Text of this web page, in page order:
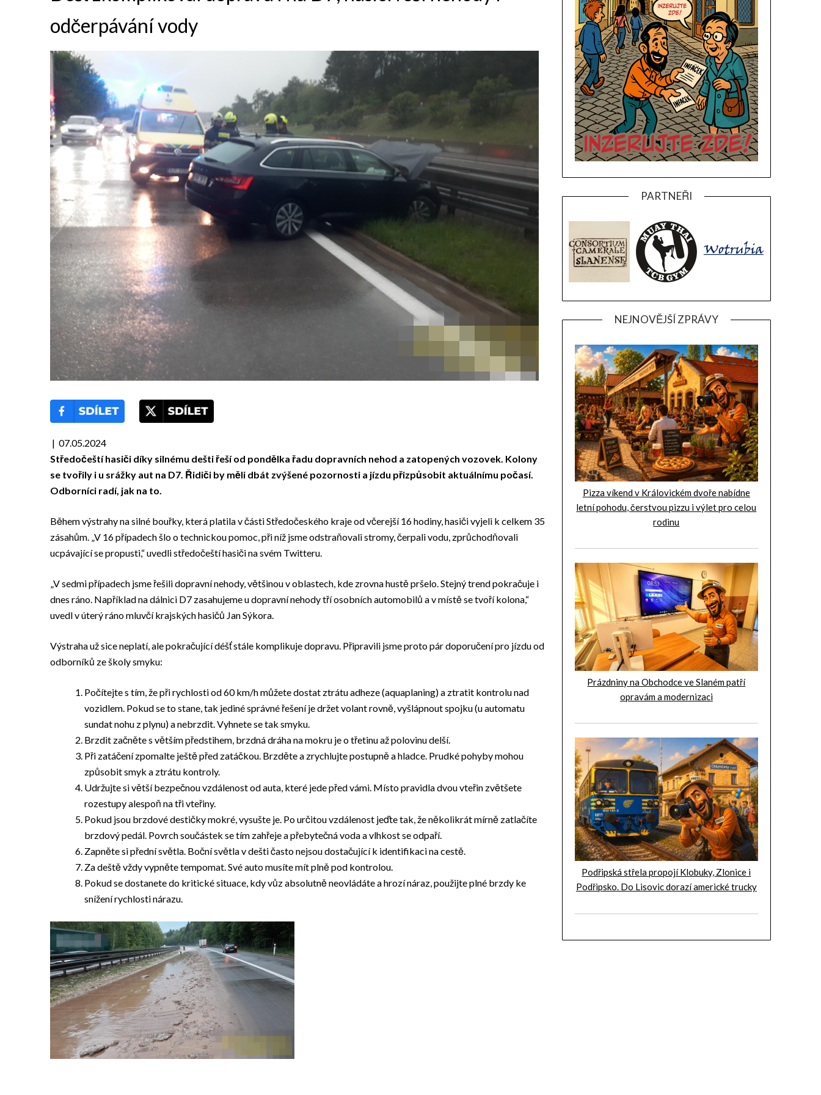
odčerpávání vody
| 07.05.2024
Středočeští hasiči díky silnému dešti řeší od pondělka řadu dopravních nehod a zatopených vozovek. Kolony
se tvořily i u srážky aut na D7. Řidiči by měli dbát zvýšené pozornosti a jízdu přizpůsobit aktuálnímu počasí.
Odborníci radí, jak na to.
Během výstrahy na silné bouřky, která platila v části Středočeského kraje od včerejší 16 hodiny, hasiči vyjeli k celkem 35
zásahům. „V 16 případech šlo o technickou pomoc, při níž jsme odstraňovali stromy, čerpali vodu, zprůchodňovali
ucpávající se propusti,“ uvedli středočeští hasiči na svém Twitteru.
„V sedmi případech jsme řešili dopravní nehody, většinou v oblastech, kde zrovna hustě pršelo. Stejný trend pokračuje i
dnes ráno. Například na dálnici D7 zasahujeme u dopravní nehody tří osobních automobilů a v místě se tvoří kolona,“
uvedl v úterý ráno mluvčí krajských hasičů Jan Sýkora.
Výstraha už sice neplatí, ale pokračující déšť stále komplikuje dopravu. Připravili jsme proto pár doporučení pro jízdu od
odborníků ze školy smyku:
Počítejte s tím, že při rychlosti od 60 km/h můžete dostat ztrátu adheze (aquaplaning) a ztratit kontrolu nad
vozidlem. Pokud se to stane, tak jediné správné řešení je držet volant rovně, vyšlápnout spojku (u automatu
sundat nohu z plynu) a nebrzdit. Vyhnete se tak smyku.
Brzdit začněte s větším předstihem, brzdná dráha na mokru je o třetinu až polovinu delší.
Při zatáčení zpomalte ještě před zatáčkou. Brzděte a zrychlujte postupně a hladce. Prudké pohyby mohou
způsobit smyk a ztrátu kontroly.
Udržujte si větší bezpečnou vzdálenost od auta, které jede před vámi. Místo pravidla dvou vteřin zvětšete
rozestupy alespoň na tři vteřiny.
Pokud jsou brzdové destičky mokré, vysušte je. Po určitou vzdálenost jeďte tak, že několikrát mírně zatlačíte
brzdový pedál. Povrch součástek se tím zahřeje a přebytečná voda a vlhkost se odpaří.
Zapněte si přední světla. Boční světla v dešti často nejsou dostačující k identifikaci na cestě.
Za deště vždy vypněte tempomat. Své auto musíte mít plně pod kontrolou.
Pokud se dostanete do kritické situace, kdy vůz absolutně neovládáte a hrozí náraz, použijte plné brzdy ke
snížení rychlosti nárazu.
PARTNEŘI
NEJNOVĚJŠÍ ZPRÁVY
Pizza víkend v Královickém dvoře nabídne
letní pohodu, čerstvou pizzu i výlet pro celou
rodinu
Prázdniny na Obchodce ve Slaném patří
opravám a modernizaci
Podřipská střela propojí Klobuky, Zlonice i
Podřipsko. Do Lisovic dorazí americké trucky